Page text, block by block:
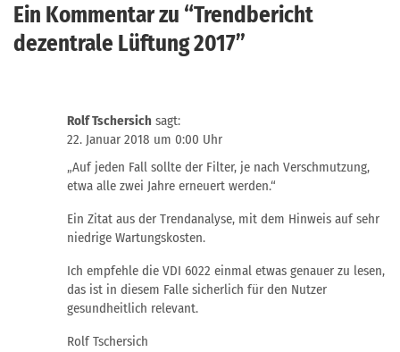
Ein Kommentar zu “Trendbericht
dezentrale Lüftung 2017”
Rolf Tschersich sagt:
22. Januar 2018 um 0:00 Uhr
„Auf jeden Fall sollte der Filter, je nach Verschmutzung,
etwa alle zwei Jahre erneuert werden.“
Ein Zitat aus der Trendanalyse, mit dem Hinweis auf sehr
niedrige Wartungskosten.
Ich empfehle die VDI 6022 einmal etwas genauer zu lesen,
das ist in diesem Falle sicherlich für den Nutzer
gesundheitlich relevant.
Rolf Tschersich